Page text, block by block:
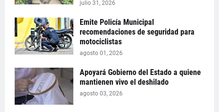
julio 31, 2026
Emite Policía Municipal
recomendaciones de seguridad para
motociclistas
agosto 01, 2026
Apoyará Gobierno del Estado a quiene
mantienen vivo el deshilado
agosto 03, 2026